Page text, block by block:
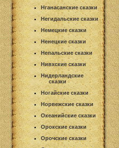
Нганасанские сказки
Негидальские сказки
Немецкие сказки
Ненецкие сказки
Непальские сказки
Нивхские сказки
Нидерландские
сказки
Ногайские сказки
Норвежские сказки
Океанийские сказки
Орокские сказки
Орочские сказки